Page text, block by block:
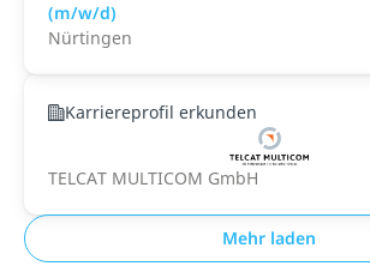
(m/w/d)
Nürtingen
Karriereprofil erkunden
TELCAT MULTICOM GmbH
Mehr laden